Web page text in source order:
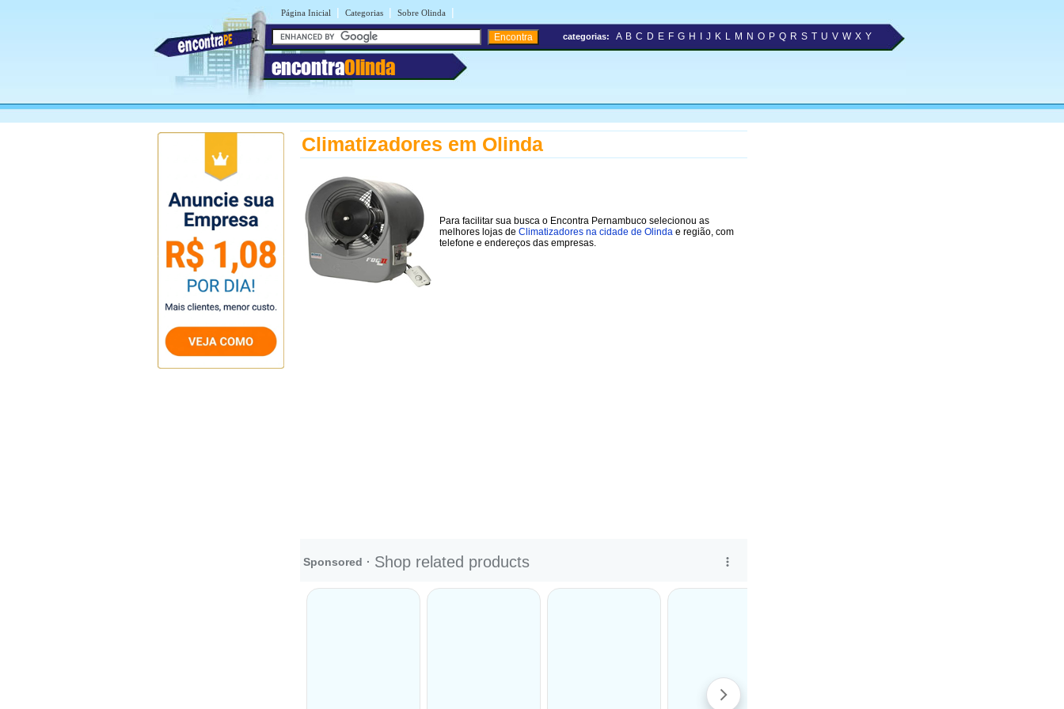
Página Inicial | Categorias | Sobre Olinda |
encontraOlinda
categorias: A B C D E F G H J K L M N O P Q R S T U V W X Y
Climatizadores em Olinda
Para facilitar sua busca o Encontra Pernambuco selecionou as
melhores lojas de Climatizadores na cidade de Olinda e região, com
telefone e endereços das empresas.